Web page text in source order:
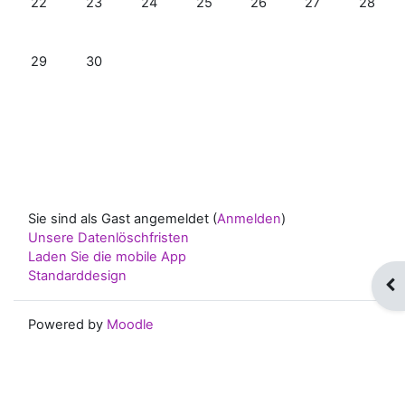
Keine Termine, Montag, 29. Juni
29 Keine Termine, Dienstag, 30. Juni
30
Sie sind als Gast angemeldet (Anmelden)
Unsere Datenlöschfristen
Laden Sie die mobile App
Standarddesign
Powered by Moodle